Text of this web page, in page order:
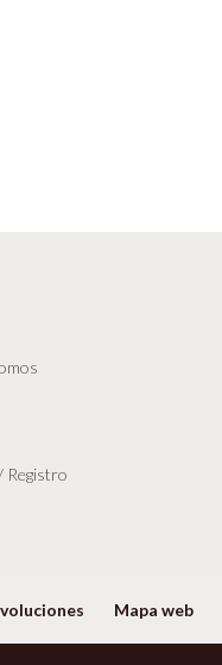
Registro
Mapa web